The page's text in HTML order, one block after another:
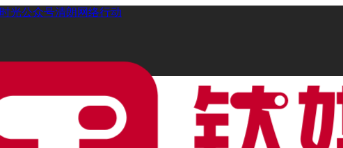
光公众号清朗网络行动